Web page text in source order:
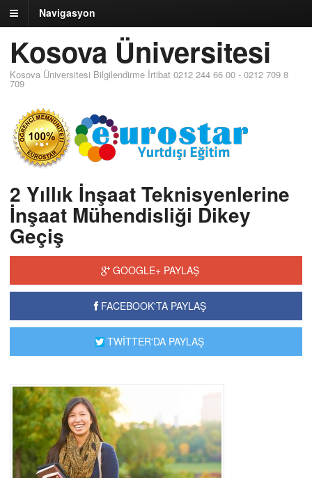
Navigasyon
Kosova Üniversitesi
Kosova Üniversitesi Bilgilendirme İrtibat 0212 244 66 00 - 0212 709 8
709
2 Yıllık İnşaat Teknisyenlerine
İnşaat Mühendisliği Dikey
Geçiş
GOOGLE+ PAYLAŞ
FACEBOOK'TA PAYLAŞ
TWİTTER'DA PAYLAŞ